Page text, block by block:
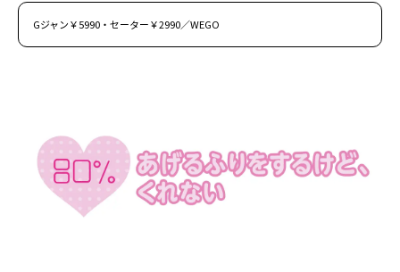
Gジャン￥5990・セーター￥2990／WEGO